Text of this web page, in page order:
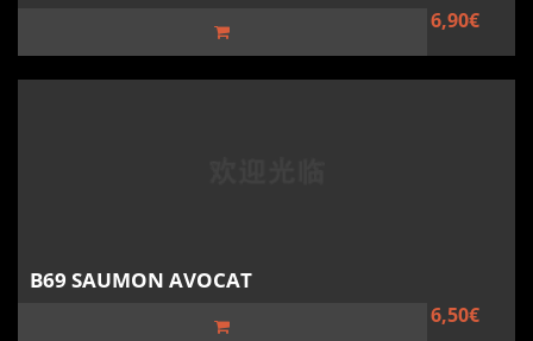
6,90€
B69 SAUMON AVOCAT
6,50€